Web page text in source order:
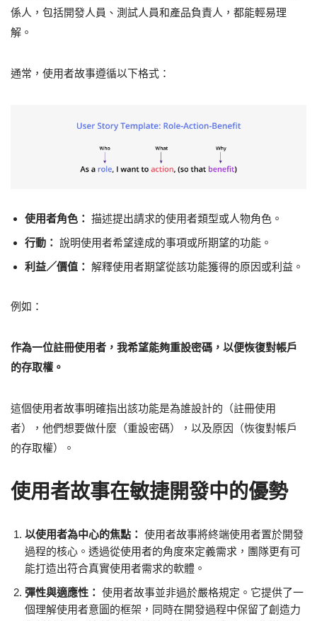
係人，包括開發人員、測試人員和產品負責人，都能輕易理
解。
通常，使用者故事遵循以下格式：
使用者角色： 描述提出請求的使用者類型或人物角色。
行動： 說明使用者希望達成的事項或所期望的功能。
利益／價值： 解釋使用者期望從該功能獲得的原因或利益。
例如：
作為一位註冊使用者，我希望能夠重設密碼，以便恢復對帳戶
的存取權。
這個使用者故事明確指出該功能是為誰設計的（註冊使用
者），他們想要做什麼（重設密碼），以及原因（恢復對帳戶
的存取權）。
使用者故事在敏捷開發中的優勢
以使用者為中心的焦點： 使用者故事將終端使用者置於開發
過程的核心。透過從使用者的角度來定義需求，團隊更有可
能打造出符合真實使用者需求的軟體。
彈性與適應性： 使用者故事並非過於嚴格規定。它提供了一
個理解使用者意圖的框架，同時在開發過程中保留了創造力